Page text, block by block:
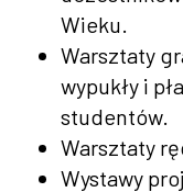
Wieku.
Warsztaty
wypukły i
studentów.
Warsztaty
Wystawy